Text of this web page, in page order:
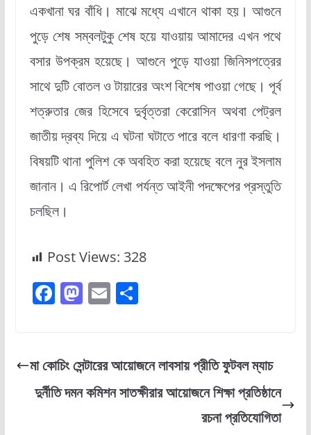
একখানা ঘর বাঁধি। মাঝে মধ্যে এখানে থাকা হয়। আগুনে
পুড়ে শেষ সম্বলটুকু শেষ হয়ে যাওয়ায় আমাদের এখন পথে
বসার উপক্রম হয়েছে। আগুনে পুড়ে যাওয়া জিনিসপত্রের
সাথে দুটি বোতল ও টায়ারের অংশ বিশেষ পাওয়া গেছে। পূর্ব
শত্রুতার জের হিসেবে দুর্বৃত্তরা কেরোসিন অথবা পেট্রল
জাতীয় দ্রব্য দিয়ে এ ঘটনা ঘটাতে পারে বলে ধারণা করছি।
বিষয়টি থানা পুলিশ কে অবহিত করা হয়েছে বলে নুর ইসলাম
জানান। এ রিপোর্ট লেখা পর্যন্ত আইনী পদক্ষেপের প্রস্তুতি
চলছিল।
Post Views: 328
F
e
b
o
M
o
d
o
E
l
S
e
মা কোচিং সেন্টারের আয়োজনে লাবসায় প্রীতি ফুটবল ম্যাচ
দুর্নীতি দমন কমিশন সাতক্ষীরার আয়োজনে শিক্ষা প্রতিষ্ঠানে
রচনা প্রতিযোগিতা